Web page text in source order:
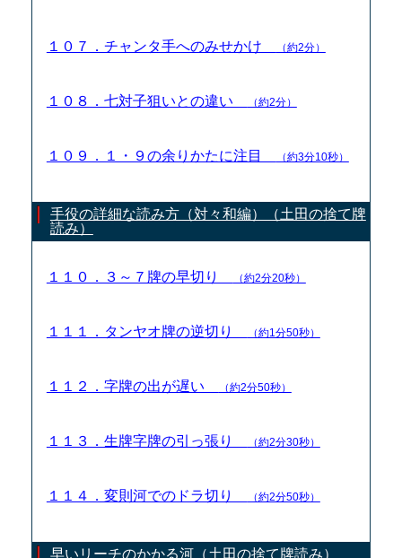
１０７．チャンタ手へのみせかけ （約2分）
１０８．七対子狙いとの違い （約2分）
１０９．１・９の余りかたに注目 （約3分10秒）
手役の詳細な読み方（対々和編）（土田の捨て牌
読み）
１１０．３～７牌の早切り （約2分20秒）
１１１．タンヤオ牌の逆切り （約1分50秒）
１１２．字牌の出が遅い （約2分50秒）
１１３．生牌字牌の引っ張り （約2分30秒）
１１４．変則河でのドラ切り （約2分50秒）
早いリーチのかかる河（土田の捨て牌読み）